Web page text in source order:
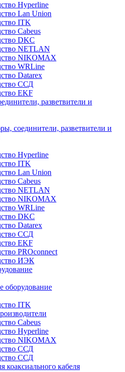
Hyperline
Lan Union
ITK
Cabeus
DKC
NETLAN
NIKOMAX
WRLine
Datarex
ССД
EKF
разветвители и
соединители, разветвители и
Hyperline
ITK
Lan Union
Cabeus
NETLAN
NIKOMAX
WRLine
DKC
Datarex
ССД
EKF
PROconnect
ИЭК
оборудование
ITK
Cabeus
Hyperline
NIKOMAX
ССД
ССД
коаксиального кабеля